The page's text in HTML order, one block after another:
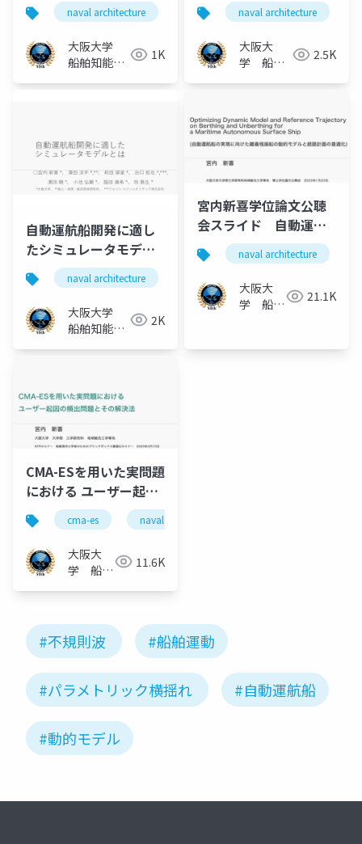
証及び極値の計算につ
いて
naval architecture 船舶海洋工学 ship stability
大阪大学
船舶知能化
1K
naval architecture
大阪大
学 船舶
2.5K
自動運航船開発に適し
たシミュレータモデル
とは
naval architecture
大阪大学
船舶知能化
2K
宮内新喜学位論文公聴
会スライド 自動運航
船の実現に向けた離着
桟操船の動的モデルと
経路計画の最適化
naval architecture
大阪大
学 船舶
21.1K
CMA-ESを用いた実問題
における ユーザー起因
の頻出問題とその解決
法
cma-es naval architecture
大阪大
学 船舶
11.6K
#不規則波 #船舶運動
#パラメトリック横揺れ #自動運航船
#動的モデル